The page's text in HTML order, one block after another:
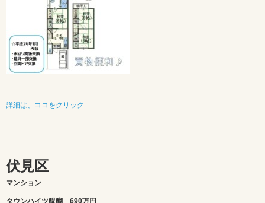
詳細は、ココをクリック
伏見区
マンション
タウンハイツ醍醐 690万円